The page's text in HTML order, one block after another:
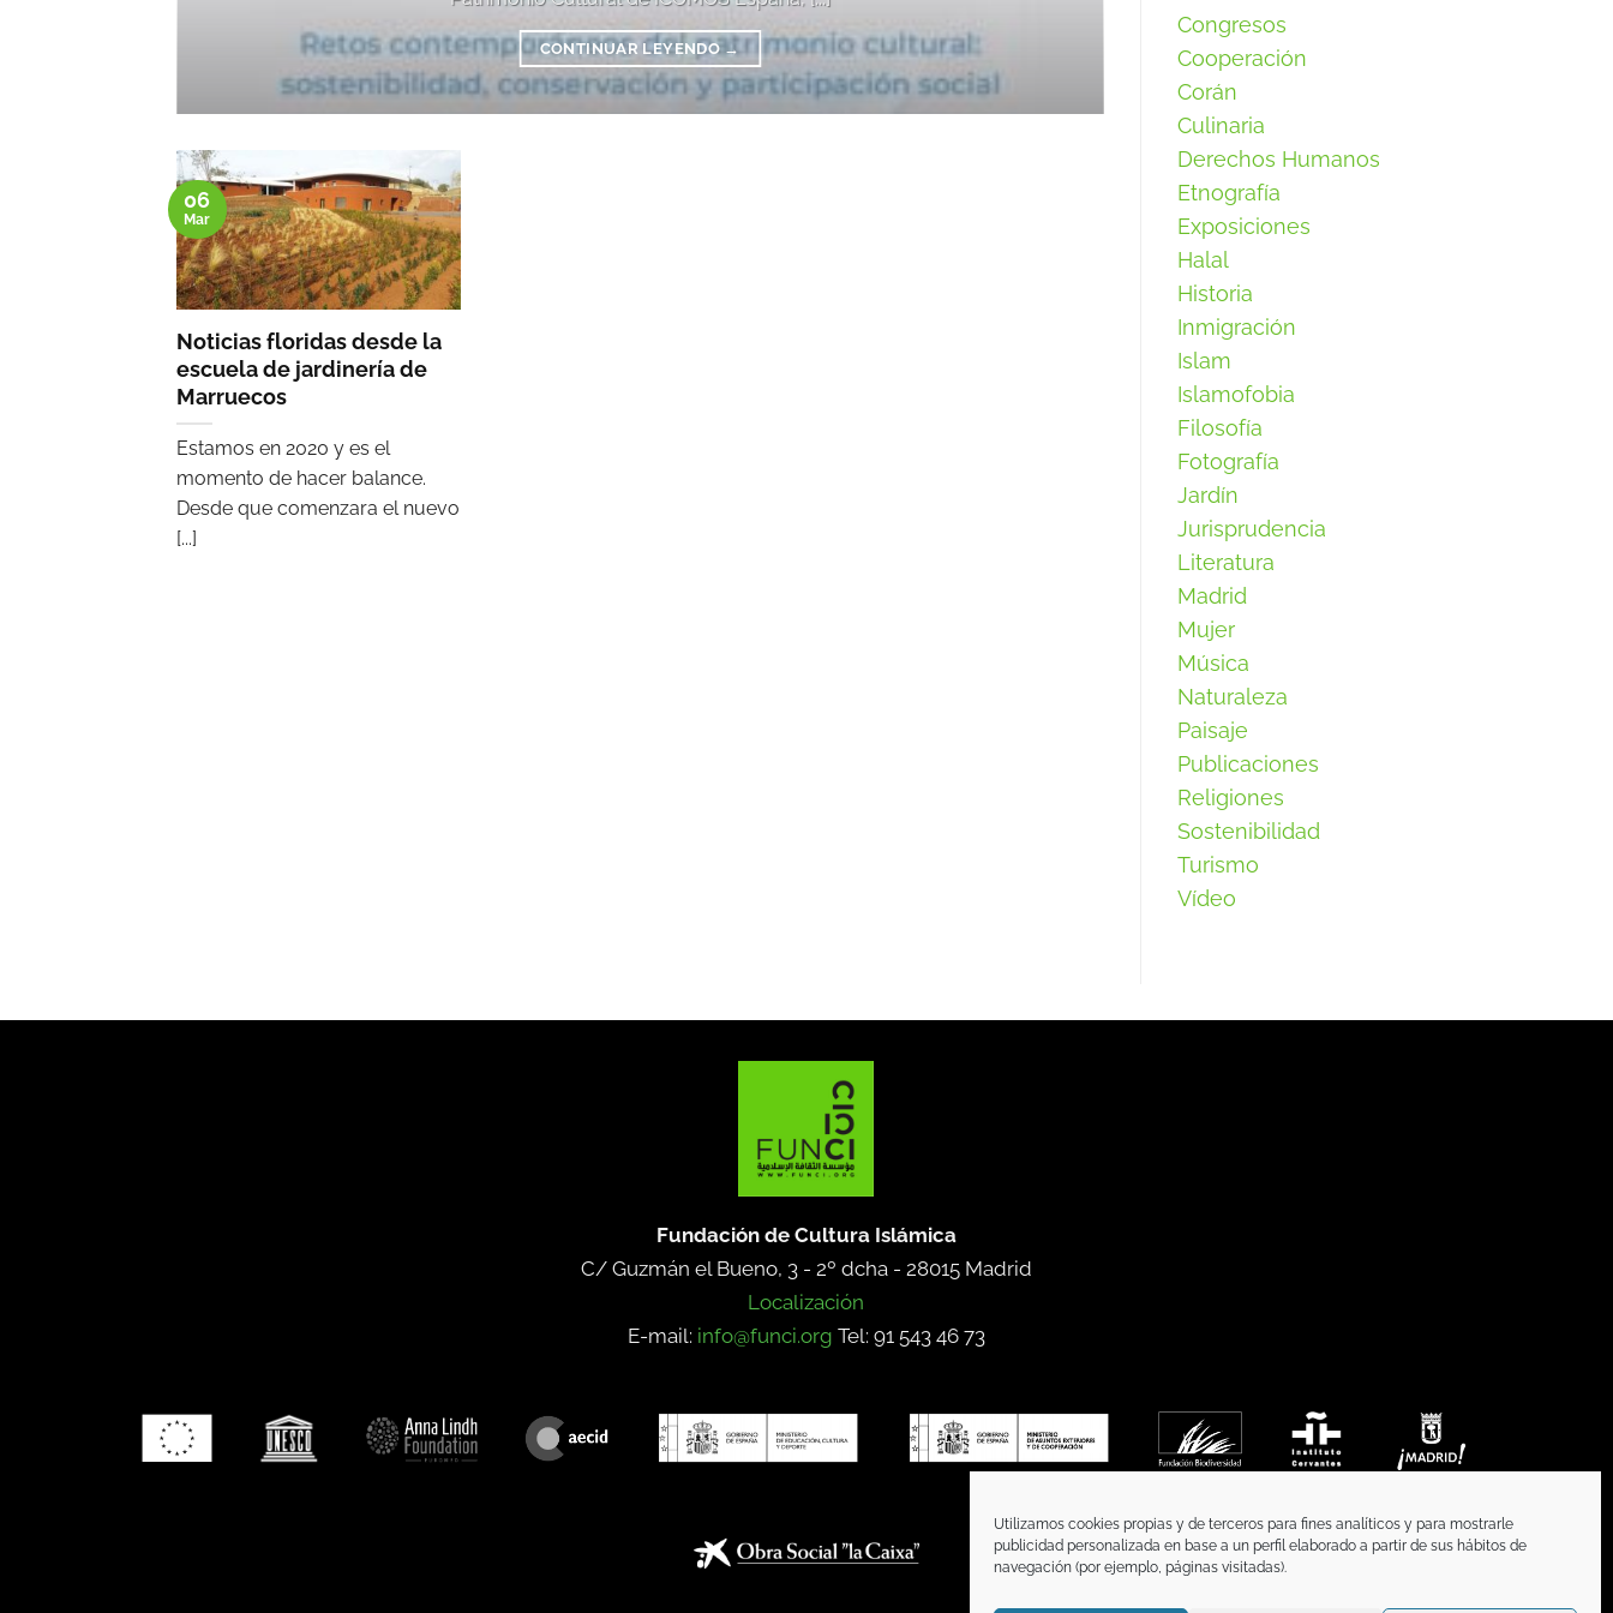
Utilizamos cookies propias y de terceros para fines analíticos y para mostrarle
publicidad personalizada en base a un perfil elaborado a partir de sus hábitos de
navegación (por ejemplo, páginas visitadas).
CONTINUAR LEYENDO →
Noticias floridas desde la
escuela de jardinería de
Marruecos
Estamos en 2020 y es el
momento de hacer balance.
Desde que comenzara el nuevo
[...]
06
Mar
Congresos
Cooperación
Corán
Culinaria
Derechos Humanos
Etnografía
Exposiciones
Halal
Historia
Inmigración
Islam
Islamofobia
Filosofía
Fotografía
Jardín
Jurisprudencia
Literatura
Madrid
Mujer
Música
Naturaleza
Paisaje
Publicaciones
Religiones
Sostenibilidad
Turismo
Vídeo
Fundación de Cultura Islámica
C/ Guzmán el Bueno, 3 - 2º dcha - 28015 Madrid
Localización
E-mail: info@funci.org Tel: 91 543 46 73